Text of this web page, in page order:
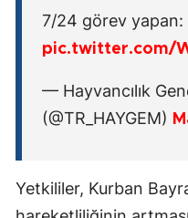
7/24 görev yapan:
pic.twitter.com/
— Hayvancılık
(@TR_HAYGEM)
Yetkililer, Kurban